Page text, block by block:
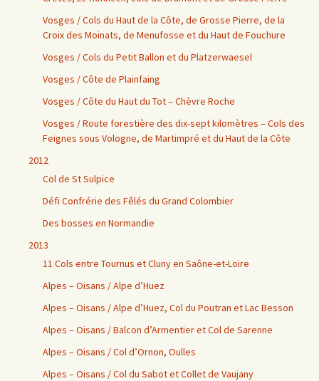
Vosges / Cols du Haut de la Côte, de Grosse Pierre, de la
Croix des Moinats, de Menufosse et du Haut de Fouchure
Vosges / Cols du Petit Ballon et du Platzerwaesel
Vosges / Côte de Plainfaing
Vosges / Côte du Haut du Tot – Chèvre Roche
Vosges / Route forestière des dix-sept kilomètres – Cols des
Feignes sous Vologne, de Martimpré et du Haut de la Côte
2012
Col de St Sulpice
Défi Confrérie des Fêlés du Grand Colombier
Des bosses en Normandie
2013
11 Cols entre Tournus et Cluny en Saône-et-Loire
Alpes – Oisans / Alpe d’Huez
Alpes – Oisans / Alpe d’Huez, Col du Poutran et Lac Besson
Alpes – Oisans / Balcon d’Armentier et Col de Sarenne
Alpes – Oisans / Col d’Ornon, Oulles
Alpes – Oisans / Col du Sabot et Collet de Vaujany